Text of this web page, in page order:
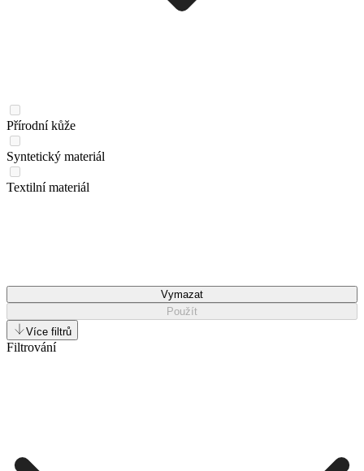
Přírodní kůže
Syntetický materiál
Textilní materiál
Vymazat
Použít
Více filtrů
Filtrování